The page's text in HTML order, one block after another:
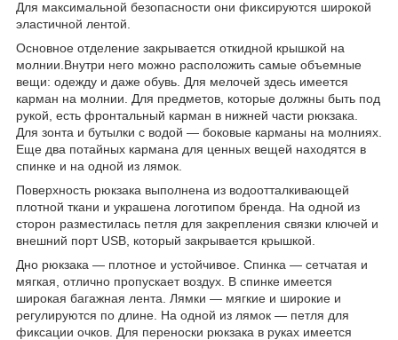
Для максимальной безопасности они фиксируются широкой
эластичной лентой.
Основное отделение закрывается откидной крышкой на
молнии.Внутри него можно расположить самые объемные
вещи: одежду и даже обувь. Для мелочей здесь имеется
карман на молнии. Для предметов, которые должны быть под
рукой, есть фронтальный карман в нижней части рюкзака.
Для зонта и бутылки с водой — боковые карманы на молниях.
Еще два потайных кармана для ценных вещей находятся в
спинке и на одной из лямок.
Поверхность рюкзака выполнена из водоотталкивающей
плотной ткани и украшена логотипом бренда. На одной из
сторон разместилась петля для закрепления связки ключей и
внешний порт USB, который закрывается крышкой.
Дно рюкзака — плотное и устойчивое. Спинка — сетчатая и
мягкая, отлично пропускает воздух. В спинке имеется
широкая багажная лента. Лямки — мягкие и широкие и
регулируются по длине. На одной из лямок — петля для
фиксации очков. Для переноски рюкзака в руках имеется